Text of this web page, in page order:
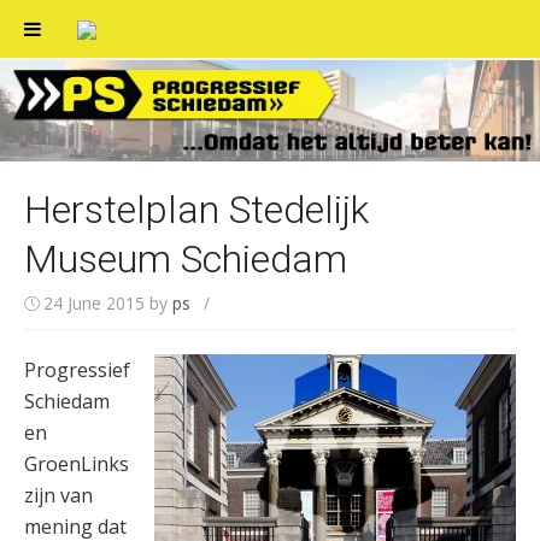
Skip
to
content
Herstelplan Stedelijk
Museum Schiedam
24 June 2015 by ps /
Progressief
Schiedam
en
GroenLinks
zijn van
mening dat